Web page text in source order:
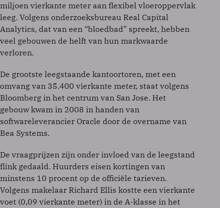
miljoen vierkante meter aan flexibel vloeroppervlak
leeg. Volgens onderzoeksbureau Real Capital
Analytics, dat van een “bloedbad” spreekt, hebben
veel gebouwen de helft van hun markwaarde
verloren.
De grootste leegstaande kantoortoren, met een
omvang van 35.400 vierkante meter, staat volgens
Bloomberg in het centrum van San Jose. Het
gebouw kwam in 2008 in handen van
softwareleverancier Oracle door de overname van
Bea Systems.
De vraagprijzen zijn onder invloed van de leegstand
flink gedaald. Huurders eisen kortingen van
minstens 10 procent op de officiële tarieven.
Volgens makelaar Richard Ellis kostte een vierkante
voet (0,09 vierkante meter) in de A-klasse in het